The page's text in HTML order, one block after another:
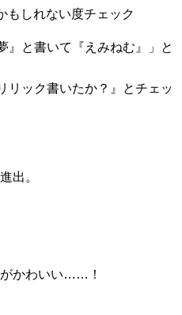
もしれない度チェック
』と書いて『えみねむ』」と
リック書いたか？』とチェッ
出。
かわいい……！